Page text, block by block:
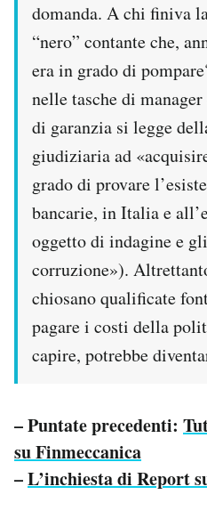
domanda. A chi finiva
“nero” contante che,
era in grado di
nelle tasche di
di garanzia si legge
giudiziaria ad
grado di provare
bancarie, in Italia e
oggetto di indagine e
corruzione»).
chiosano qualificate
pagare i costi della
capire, potrebbe
– Puntate precedenti:
su Finmeccanica
–L’inchiesta di Report